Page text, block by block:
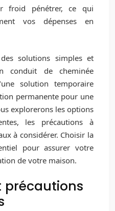
froid pénétrer, ce qui
vos dépenses en
solutions simples et
conduit de cheminée
solution temporaire
permanente pour une
explorerons les options
les précautions à
à considérer. Choisir la
pour assurer votre
de votre maison.
précautions